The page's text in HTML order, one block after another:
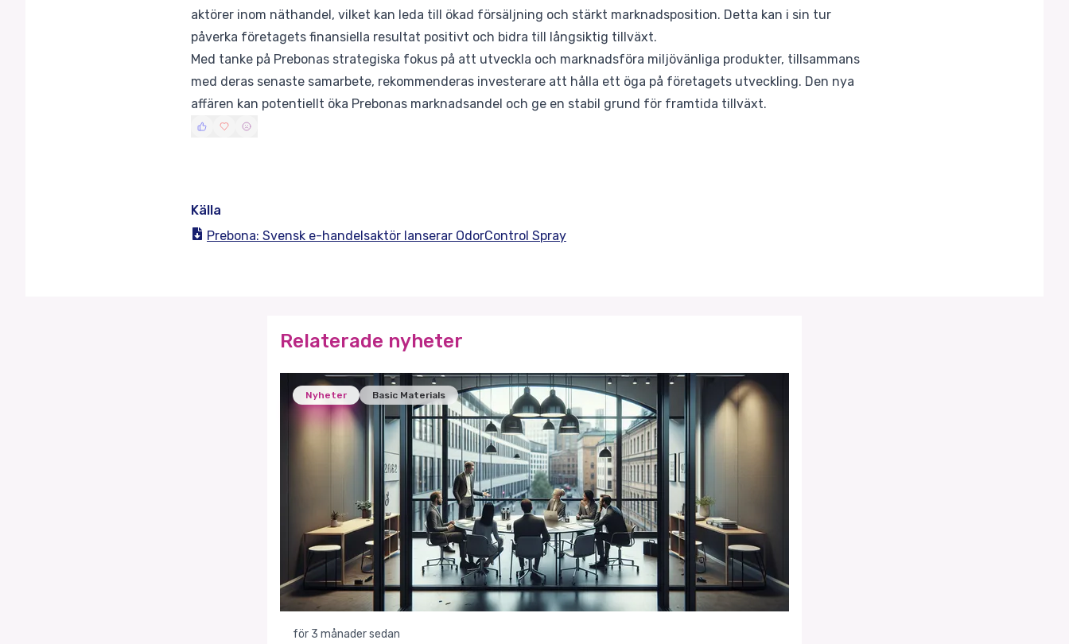
aktörer inom näthandel, vilket kan leda till ökad försäljning och stärkt marknadsposition. Detta kan i sin tur
påverka företagets finansiella resultat positivt och bidra till långsiktig tillväxt.
Med tanke på Prebonas strategiska fokus på att utveckla och marknadsföra miljövänliga produkter, tillsammans
med deras senaste samarbete, rekommenderas investerare att hålla ett öga på företagets utveckling. Den nya
affären kan potentiellt öka Prebonas marknadsandel och ge en stabil grund för framtida tillväxt.
Källa
Prebona: Svensk e-handelsaktör lanserar OdorControl Spray
Relaterade nyheter
Nyheter Basic Materials
för 3 månader sedan